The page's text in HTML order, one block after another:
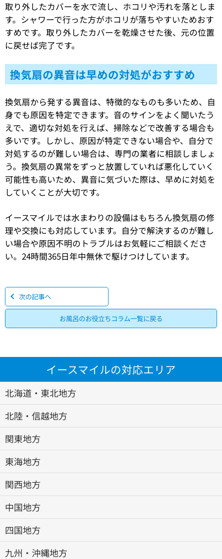
取り外したカバーを水で流し、ホコリや汚れを落としま
す。シャワーで行った方がホコリが落ちやすいためおす
すめです。取り外したカバーを乾燥させた後、元の位置
に戻せば完了です。
換気扇の異音は早めの対処がおすすめ
換気扇から発する異音は、特徴的なものも多いため、自
身でも原因を特定できます。音のサインをよく聞いたう
えで、適切な対処を行えば、掃除などで改善する場合も
多いです。しかし、原因が特定できない場合や、自分で
対処するのが難しい場合は、専門の業者に相談しましょ
う。換気扇の異常をずっと放置していれば悪化していく
可能性も高いため、異音に気づいた際は、早めに対処を
していくことが大切です。
イースマイルでは水まわりの設備はもちろん換気扇の修
理や交換にも対応しています。自分で解決するのが難し
い場合や原因不明のトラブルはお気軽にご相談くださ
い。24時間365日年中無休で駆けつけしています。
次の記事へ
お風呂のお役立ちコラム一覧に戻る
イースマイルの対応エリア
北海道・東北地方
北陸・信越地方
関東地方
東海地方
関西地方
中国地方
四国地方
九州・沖縄地方